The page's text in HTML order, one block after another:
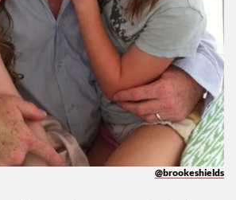
@brookeshields